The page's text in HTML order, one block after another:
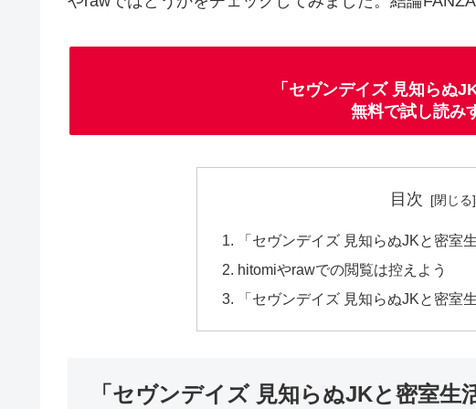
「セヴンデイズ 見知らぬ
無料で試し読み
目次
「セヴンデイズ 見知らぬJKと密室
hitomiやrawでの閲覧は控えよう
「セヴンデイズ 見知らぬJKと密室
「セヴンデイズ 見知らぬJKと密室生